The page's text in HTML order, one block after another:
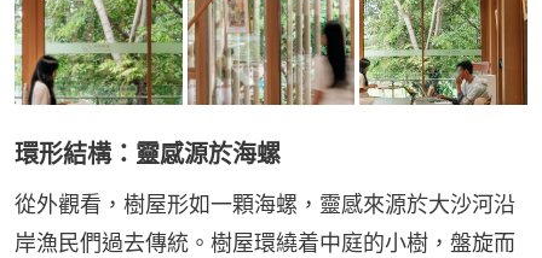
環形結構：靈感源於海螺
從外觀看，樹屋形如一顆海螺，靈感來源於大沙河沿
岸漁民們過去傳統。樹屋環繞着中庭的小樹，盤旋而